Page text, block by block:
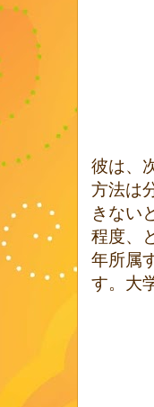
彼は、
方法は
きない
程度、
年所属
す。大